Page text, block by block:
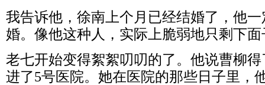
我告诉他，徐南上个月已经结婚了，他
婚。像他这种人，实际上脆弱地只剩下面
老七开始变得絮絮叨叨的了。他说曹柳
进了5号医院。她在医院的那些日子里，